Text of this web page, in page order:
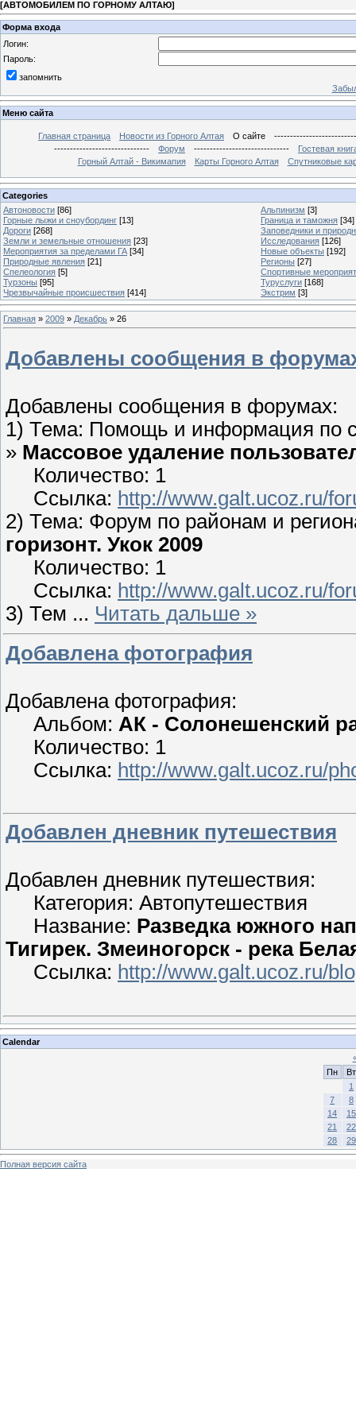
[АВТОМОБИЛЕМ ПО ГОРНОМУ АЛТАЮ]
Форма входа
Логин:
Пароль:
запомнить
Меню сайта
Главная страница Новости из Горного Алтая О сайте
------------------------------
Форум ------------------------------
Гостевая
Горный Алтай - Викимапия
Карты Горного Алтая Спутниковые
Categories
Автоновости [86] Альпинизм [3]
Горные лыжи и сноубординг [13] Граница и таможня [34]
Дороги [268]
Заповедники и
Земли и земельные отношения [23] Исследования [126]
Мероприятия за пределами ГА [34] Новые объекты [192]
Природные явления [21] Регионы [27]
Спелеология [5]
Спортивные
Турзоны [95] Туруслуги [168]
Чрезвычайные происшествия [414] Экстрим [3]
Главная » 2009 » Декабрь » 26
Добавлены сообщения в
Добавлены сообщения в форумах:
1) Тема: Помощь и информация по
» Массовое удаление
Количество: 1
Ссылка: http://www.galt.ucoz.ru/
2) Тема: Форум по районам и
горизонт. Укок 2009
Количество: 1
Ссылка: http://www.galt.ucoz.ru/
3) Тем ... Читать дальше »
Добавлена фотография
Добавлена фотография:
Альбом: АК - Солонешенский
Количество: 1
Ссылка: http://www.galt.ucoz.ru/
Добавлен дневник путешествия
Добавлен дневник путешествия:
Категория: Автопутешествия
Название: Разведка южного
Тигирек. Змеиногорск - река
Ссылка: http://www.galt.ucoz.ru/
Calendar
Пн
Вт
1
7
8
14
15
21
22
28
29
Полная версия сайта